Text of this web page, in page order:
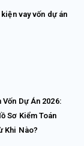
vay vốn dự án
Vốn Dự Án 2026:
Sơ Kiểm Toán
Khi Nào?